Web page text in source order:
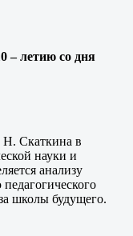
– летию со дня
Н. Скаткина в
науки и
анализу
школы будущего.